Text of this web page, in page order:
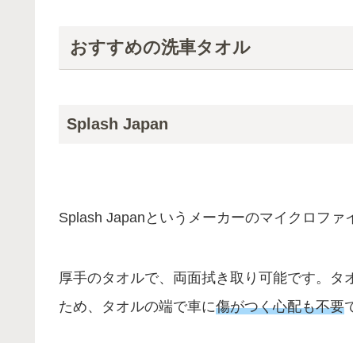
おすすめの洗車タオル
Splash Japan
Splash Japanというメーカーのマイクロファ
厚手のタオルで、両面拭き取り可能です。
ため、タオルの端で車に傷がつく心配も不要